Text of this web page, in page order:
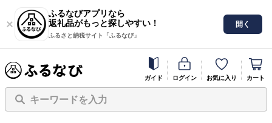
ふるなびアプリなら
返礼品がもっと探しやすい！
ふるさと納税サイト「ふるなび」
開く
ガイド ログイン お気に入り カート
キーワードを入力